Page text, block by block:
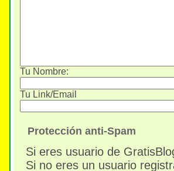
Tu Nombre:
Tu Link/Email
Protección anti-Spam
Si eres usuario de
Si no eres un usuario